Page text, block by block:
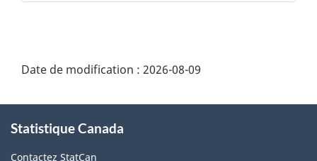
Date de modification : 2026-08-09
propos
de
Statistique Canada
Contactez StatCan